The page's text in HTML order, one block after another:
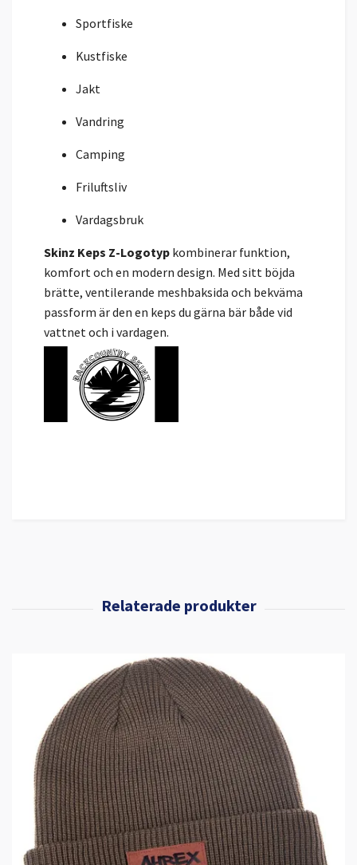
Sportfiske
Kustfiske
Jakt
Vandring
Camping
Friluftsliv
Vardagsbruk
Skinz Keps Z-Logotyp kombinerar funktion,
komfort och en modern design. Med sitt böjda
brätte, ventilerande meshbaksida och bekväma
passform är den en keps du gärna bär både vid
vattnet och i vardagen.